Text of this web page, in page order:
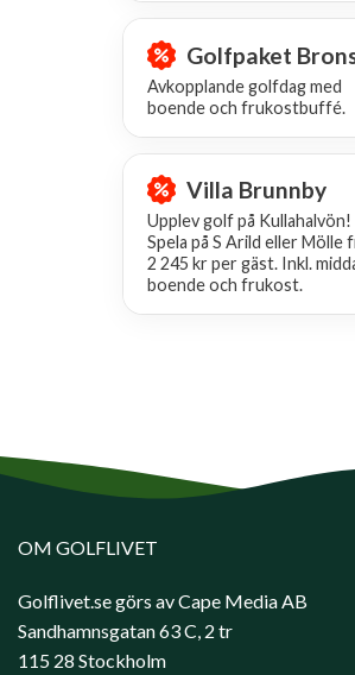
Golfpaket
Avkopplande golfdag med
boende och frukostbuffé.
Villa Brunnby
Upplev golf på Kullahalvön!
Spela på S Arild eller Mölle
2 245 kr per gäst. Inkl.
boende och frukost.
OM GOLFLIVET
Golflivet.se görs av Cape Media AB
Sandhamnsgatan 63 C, 2 tr
115 28 Stockholm